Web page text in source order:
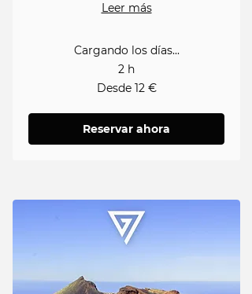
Leer más
Cargando los días...
2 h
Desde 12 €
Reservar ahora